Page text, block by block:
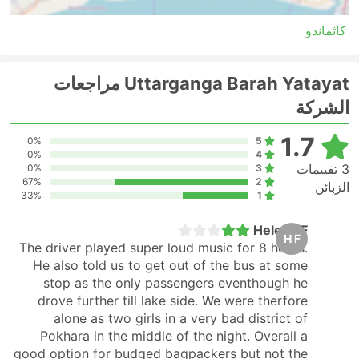
مقعد في حافلة VIP حيث يمكن أن يوفر لك ضعف الوقت الذي
تقضيه في السفر بالحافلة العادية.
مزايا السفر بالحافلات
الحافلة هي الخيار الأفضل للوصول إلى الوجهات غير
المتصلة بالسكك الحديدية أو الطائرات. غالبًا ما تغطي شبكة
الحافلات الدولة بأكملها تقريبًا، ومساراتها معروفة ومتينة.
على عكس السفر الجوي وبعض الأحيان في حال السفر
بالسكك الحديدية، فإن ركوب الحافلة لا يتطلب الوصول إلى
الوصول، حتى على الطرق الدولية، الكثير من الوقت. عادةً
ما تكون بدلات الأمتعة مناسبة جدًا للمسافرين، كما أن
رسوم الأمتعة الإضافية، إذا تم تعيينها على الحدود، ليست
عالية جدًا في العادة.
يمكن أن تكون تذاكر الحافلات ميسورة التكلفة مقارنةً
بتذاكر الطيران أو القطار السريع. هناك دائمًا مجموعة
مختارة من فئات التذاكر لجميع المستويات. قد تكون
كاثماندو
Uttarganga Barah Yatayat مراجعات
الشركة
H F
Helena F
The driver played super loud music for 8 hours.
He also told us to get out of the bus at some
stop as the only passengers eventhough he
drove further till lake side. We were therfore
alone as two girls in a very bad district of
Pokhara in the middle of the night. Overall a
good option for budged bagpackers but not the
3 تقييمات
الزبائن
0%
4
0%
3
0%
67%
33%